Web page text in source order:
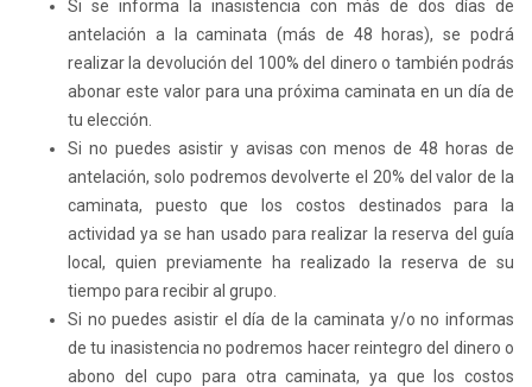
Si se informa la inasistencia con más de dos días de
antelación a la caminata (más de 48 horas), se podrá
realizar la devolución del 100% del dinero o también podrás
abonar este valor para una próxima caminata en un día de
tu elección.
Si no puedes asistir y avisas con menos de 48 horas de
antelación, solo podremos devolverte el 20% del valor de la
caminata, puesto que los costos destinados para la
actividad ya se han usado para realizar la reserva del guía
local, quien previamente ha realizado la reserva de su
tiempo para recibir al grupo.
Si no puedes asistir el día de la caminata y/o no informas
de tu inasistencia no podremos hacer reintegro del dinero o
abono del cupo para otra caminata, ya que los costos